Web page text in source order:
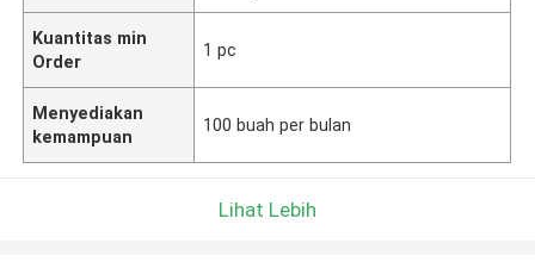
Kuantitas min
Order
1 pc
Menyediakan
kemampuan
100 buah per bulan
Lihat Lebih